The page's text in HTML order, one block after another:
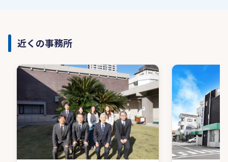
近くの事務所